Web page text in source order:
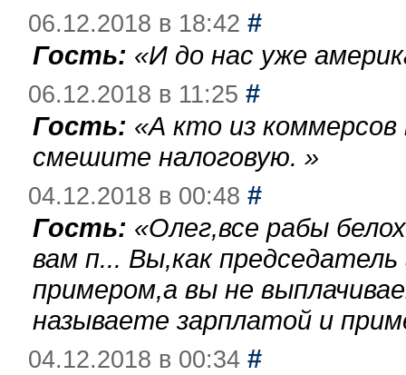
06.12.2018 в 18:42 #
Гость: «И до нас уже
06.12.2018 в 11:25 #
Гость: «А кто из
смешите налоговую. »
04.12.2018 в 00:48 #
Гость: «Олег,все рабы
вам п... Вы,как
примером,а вы не
называете зарплатой и
04.12.2018 в 00:34 #